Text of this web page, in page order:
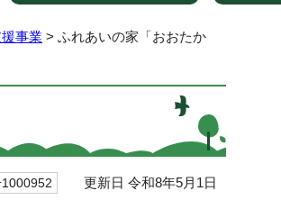
事業 > ふれあいの家「おおたか
更新日 令和8年5月1日